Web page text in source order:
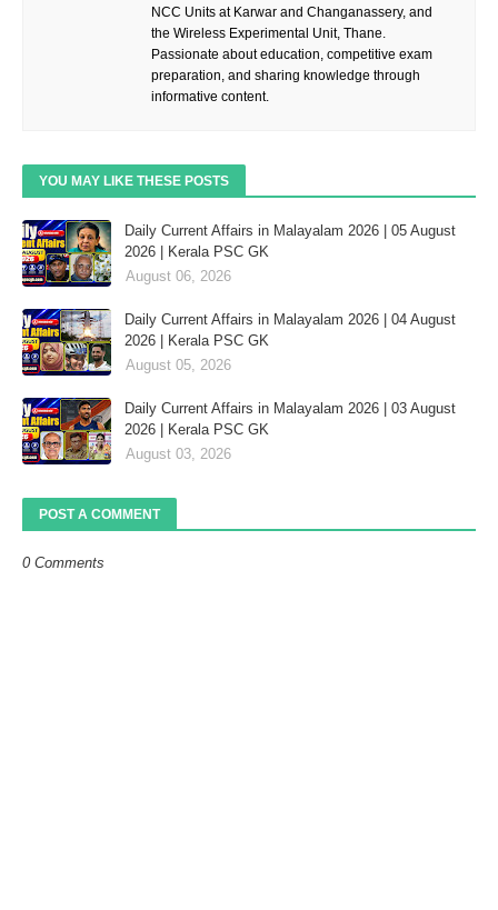
NCC Units at Karwar and Changanassery, and
the Wireless Experimental Unit, Thane.
Passionate about education, competitive exam
preparation, and sharing knowledge through
informative content.
YOU MAY LIKE THESE POSTS
Daily Current Affairs in Malayalam 2026 | 05 August
2026 | Kerala PSC GK
August 06, 2026
Daily Current Affairs in Malayalam 2026 | 04 August
2026 | Kerala PSC GK
August 05, 2026
Daily Current Affairs in Malayalam 2026 | 03 August
2026 | Kerala PSC GK
August 03, 2026
POST A COMMENT
0 Comments